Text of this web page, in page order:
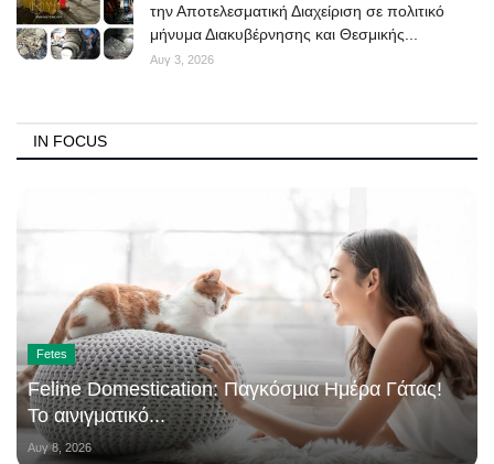
την Αποτελεσματική Διαχείριση σε πολιτικό
μήνυμα Διακυβέρνησης και Θεσμικής...
Αυγ 3, 2026
IN FOCUS
Fetes
Feline Domestication: Παγκόσμια Ημέρα Γάτας!
Το αινιγματικό...
Αυγ 8, 2026